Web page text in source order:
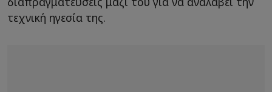
τεχνική ηγεσία της.